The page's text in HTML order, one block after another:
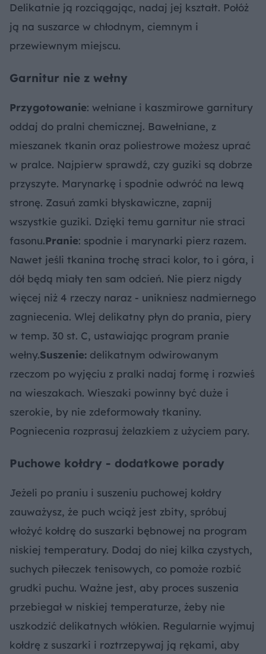
Delikatnie ją rozciągając, nadaj jej kształt. Połóż
ją na suszarce w chłodnym, ciemnym i
przewiewnym miejscu.
Garnitur nie z wełny
Przygotowanie: wełniane i kaszmirowe garnitury
oddaj do pralni chemicznej. Bawełniane, z
mieszanek tkanin oraz poliestrowe możesz uprać
w pralce. Najpierw sprawdź, czy guziki są dobrze
przyszyte. Marynarkę i spodnie odwróć na lewą
stronę. Zasuń zamki błyskawiczne, zapnij
wszystkie guziki. Dzięki temu garnitur nie straci
fasonu.Pranie: spodnie i marynarki pierz razem.
Nawet jeśli tkanina trochę straci kolor, to i góra, i
dół będą miały ten sam odcień. Nie pierz nigdy
więcej niż 4 rzeczy naraz - unikniesz nadmiernego
zagniecenia. Wlej delikatny płyn do prania, piery
w temp. 30 st. C, ustawiając program pranie
wełny.Suszenie: delikatnym odwirowanym
rzeczom po wyjęciu z pralki nadaj formę i rozwieś
na wieszakach. Wieszaki powinny być duże i
szerokie, by nie zdeformowały tkaniny.
Pogniecenia rozprasuj żelazkiem z użyciem pary.
Puchowe kołdry - dodatkowe porady
Jeżeli po praniu i suszeniu puchowej kołdry
zauważysz, że puch wciąż jest zbity, spróbuj
włożyć kołdrę do suszarki bębnowej na program
niskiej temperatury. Dodaj do niej kilka czystych,
suchych piłeczek tenisowych, co pomoże rozbić
grudki puchu. Ważne jest, aby proces suszenia
przebiegał w niskiej temperaturze, żeby nie
uszkodzić delikatnych włókien. Regularnie wyjmuj
kołdrę z suszarki i roztrzepywaj ją rękami, aby